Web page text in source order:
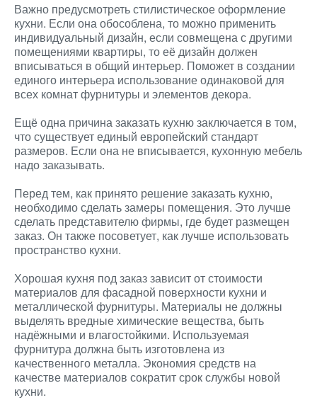
Важно предусмотреть стилистическое оформление
кухни. Если она обособлена, то можно применить
индивидуальный дизайн, если совмещена с другими
помещениями квартиры, то её дизайн должен
вписываться в общий интерьер. Поможет в создании
единого интерьера использование одинаковой для
всех комнат фурнитуры и элементов декора.
Ещё одна причина заказать кухню заключается в том,
что существует единый европейский стандарт
размеров. Если она не вписывается, кухонную мебель
надо заказывать.
Перед тем, как принято решение заказать кухню,
необходимо сделать замеры помещения. Это лучше
сделать представителю фирмы, где будет размещен
заказ. Он также посоветует, как лучше использовать
пространство кухни.
Хорошая кухня под заказ зависит от стоимости
материалов для фасадной поверхности кухни и
металлической фурнитуры. Материалы не должны
выделять вредные химические вещества, быть
надёжными и влагостойкими. Используемая
фурнитура должна быть изготовлена из
качественного металла. Экономия средств на
качестве материалов сократит срок службы новой
кухни.